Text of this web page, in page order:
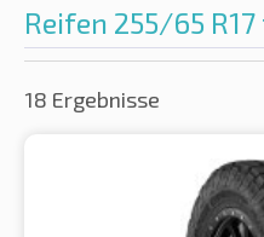
Reifen 255/65
18 Ergebnisse